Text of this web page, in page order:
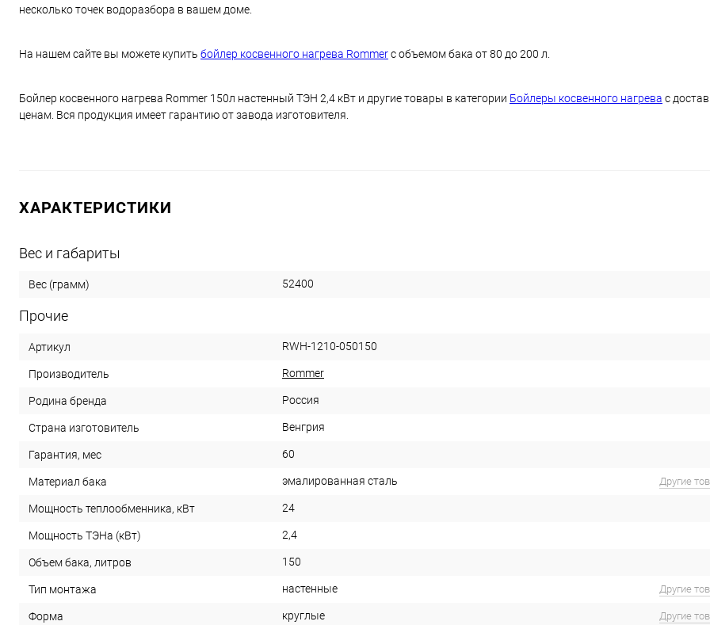
несколько точек водоразбора в вашем доме.
На нашем сайте вы можете купить бойлер косвенного нагрева Rommerс объемом бака от 80 до 200 л.
Бойлер косвенного нагрева Rommer 150л настенный ТЭН 2,4 кВт и другие товары в категории Бойлеры косвенного нагрева с
ценам. Вся продукция имеет гарантию от завода изготовителя.
ХАРАКТЕРИСТИКИ
Вес и габариты
Вес (грамм) 52400
Прочие
Артикул RWH-1210-050150
Производитель Rommer
Родина бренда Россия
Страна изготовитель Венгрия
Гарантия, мес 60
Материал бака эмалированная сталь Другие
Мощность теплообменника, кВт 24
Мощность ТЭНа (кВт) 2,4
Объем бака, литров 150
Тип монтажа настенные Другие
Форма круглые Другие